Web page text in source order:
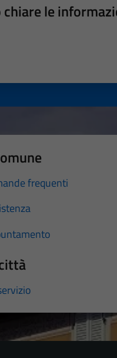
chiare le
frequenti